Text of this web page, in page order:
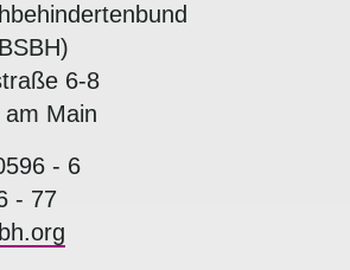
6-8
Main
- 6
- 77